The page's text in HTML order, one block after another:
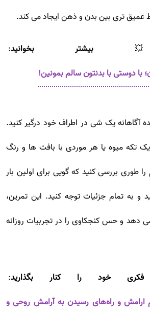
عمیق تری بین بدن و ذهن ایجاد می کند.
بیشتر بخوانید:
با دوستی با بدنتون سالم بمونین!
آگاهانه یک شی در اطراف خود درگیر کنید.
تکه میوه یا هر موردی با بافت ها و رنگ
طوری بررسی کنید که گویی برای اولین بار
و به تمام جزئیات توجه کنید. این تمرین،
دهد و حس کنجکاوی را در تجربیات روزانه
فکری خود را کنار بگذارید:
و راه‌های رسیدن به آرامش روحی و